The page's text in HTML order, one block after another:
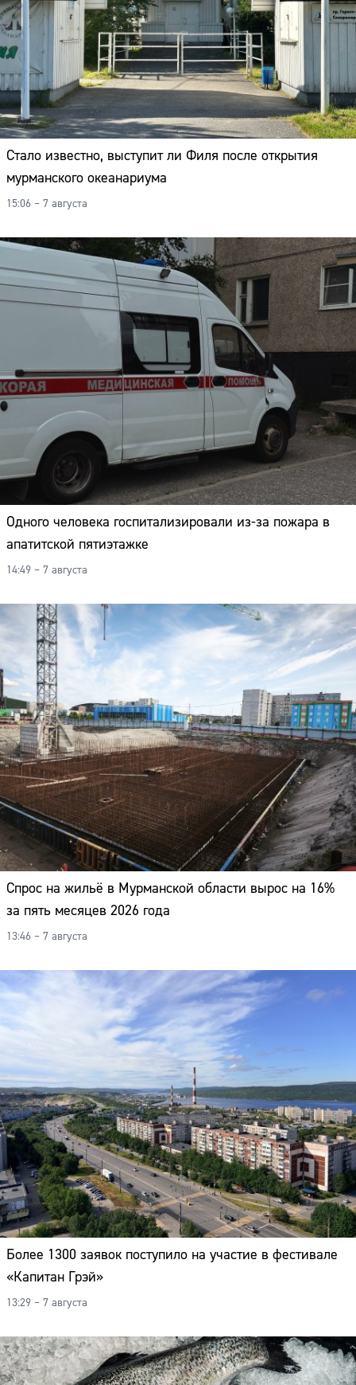
Стало известно, выступит ли Филя после открытия
мурманского океанариума
15:06 – 7 августа
Одного человека госпитализировали из-за пожара в
апатитской пятиэтажке
14:49 – 7 августа
Спрос на жильё в Мурманской области вырос на 16%
за пять месяцев 2026 года
13:46 – 7 августа
Более 1300 заявок поступило на участие в фестивале
«Капитан Грэй»
13:29 – 7 августа